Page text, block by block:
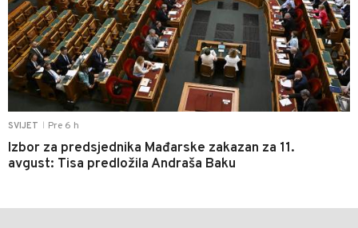
SVIJET Pre 6 h
Izbor za predsjednika Mađarske zakazan za 11.
avgust: Tisa predložila Andraša Baku